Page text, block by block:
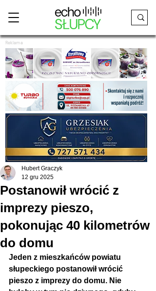
Reklama
Postanowił wrócić z
imprezy pieszo,
pokonując 40 kilometrów
do domu
Hubert Graczyk
12 gru 2025
Jeden z mieszkańców powiatu
słupeckiego postanowił wrócić
pieszo z imprezy do domu. Nie